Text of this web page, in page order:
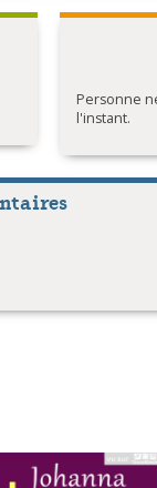
Personne
l'instant.